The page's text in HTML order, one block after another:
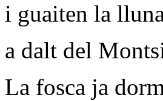
i guaiten la
a dalt del
La fosca ja